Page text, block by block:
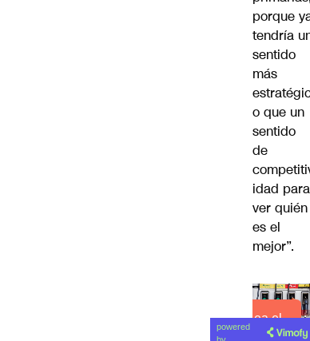
porque
tendría
sentido
más
o que un
sentido
de
idad para
ver quién
es el
mejor”.
Lea el
artículo
powered